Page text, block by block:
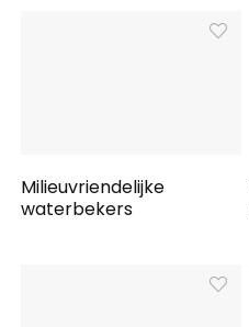
Milieuvriendelijke
waterbekers